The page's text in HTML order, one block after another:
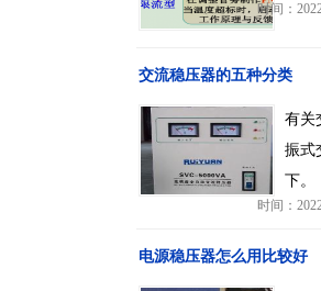
时间：
交流稳压器的五种分类
有关
振式
下。
时间：
电源稳压器怎么用比较好